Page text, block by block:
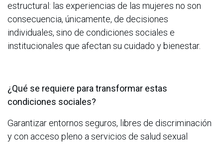
estructural: las experiencias de las mujeres no son
consecuencia, únicamente, de decisiones
individuales, sino de condiciones sociales e
institucionales que afectan su cuidado y bienestar.
¿Qué se requiere para transformar estas
condiciones sociales?
Garantizar entornos seguros, libres de discriminación
y con acceso pleno a servicios de salud sexual